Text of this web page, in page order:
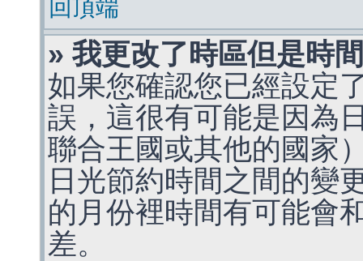
回頂端
» 我更改了時區但是時
如果您確認您已經設定
誤，這很有可能是因為
聯合王國或其他的國家
日光節約時間之間的變
的月份裡時間有可能會
差。